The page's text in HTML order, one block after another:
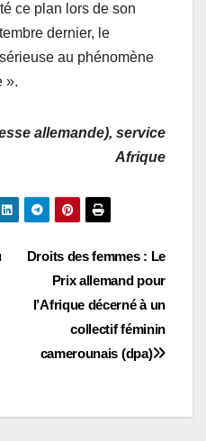
ce plan lors de son
dernier, le
au phénomène
».
allemande), service
Afrique
Droits des femmes : Le
Prix allemand pour
l’Afrique décerné à un
collectif féminin
camerounais (dpa)